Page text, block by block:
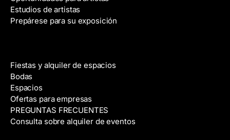
Estudios de artistas
Prepárese para su exposición
Fiestas y alquiler de espacios
Bodas
Espacios
Ofertas para empresas
PREGUNTAS FRECUENTES
Consulta sobre alquiler de eventos